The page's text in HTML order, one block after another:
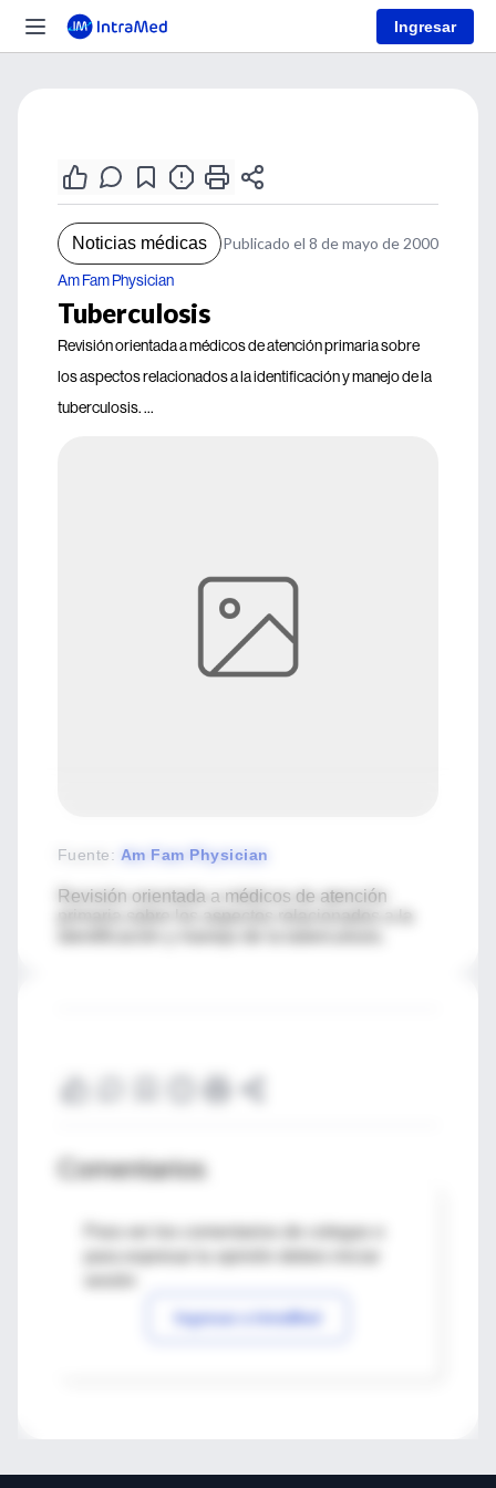
Ingresar
Noticias médicas Publicado el 8 de mayo de 2000
Am Fam Physician
Tuberculosis
Revisión orientada a médicos de atención primaria sobre
los aspectos relacionados a la identificación y manejo de la
tuberculosis. ...
Fuente: Am Fam Physician
Revisión orientada a médicos de atención
Comentarios
Para ver los comentarios de colegas o
Ingresar a IntraMed